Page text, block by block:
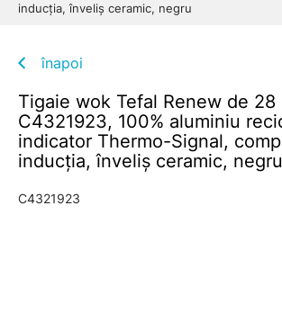
inducția, înveliș ceramic, negru
înapoi
Tigaie wok Tefal Renew de 28
C4321923, 100% aluminiu
indicator Thermo-Signal,
inducția, înveliș ceramic,
C4321923